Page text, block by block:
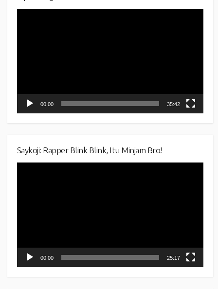
00:00 35:42
Saykoji: Rapper Blink Blink, Itu Minjam Bro!
00:00 25:17